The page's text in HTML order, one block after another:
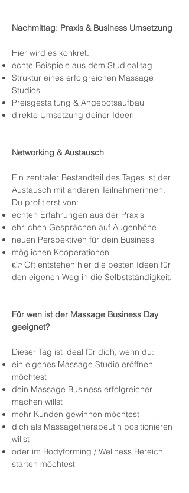
Nachmittag: Praxis & Business Umsetzung
Hier wird es konkret.
echte Beispiele aus dem Studioalltag
Struktur eines erfolgreichen Massage
Studios
Preisgestaltung & Angebotsaufbau
direkte Umsetzung deiner Ideen
Networking & Austausch
Ein zentraler Bestandteil des Tages ist der
Austausch mit anderen Teilnehmerinnen.
Du profitierst von:
echten Erfahrungen aus der Praxis
ehrlichen Gesprächen auf Augenhöhe
neuen Perspektiven für dein Business
möglichen Kooperationen
👉 Oft entstehen hier die besten Ideen für
den eigenen Weg in die Selbstständigkeit.
Für wen ist der Massage Business Day
geeignet?
Dieser Tag ist ideal für dich, wenn du:
ein eigenes Massage Studio eröffnen
möchtest
dein Massage Business erfolgreicher
machen willst
mehr Kunden gewinnen möchtest
dich als Massagetherapeutin positionieren
willst
oder im Bodyforming / Wellness Bereich
starten möchtest